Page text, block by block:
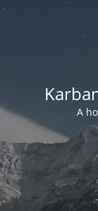
A